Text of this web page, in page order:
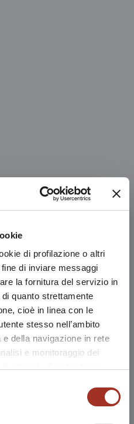
di profilazione o altri
di inviare messaggi
la fornitura del servizio in
quanto strettamente
cioè in linea con le
stesso nell’ambito
e della navigazione in rete
e monitoraggio dei
che si occupano di analisi
media, i quali potrebbero